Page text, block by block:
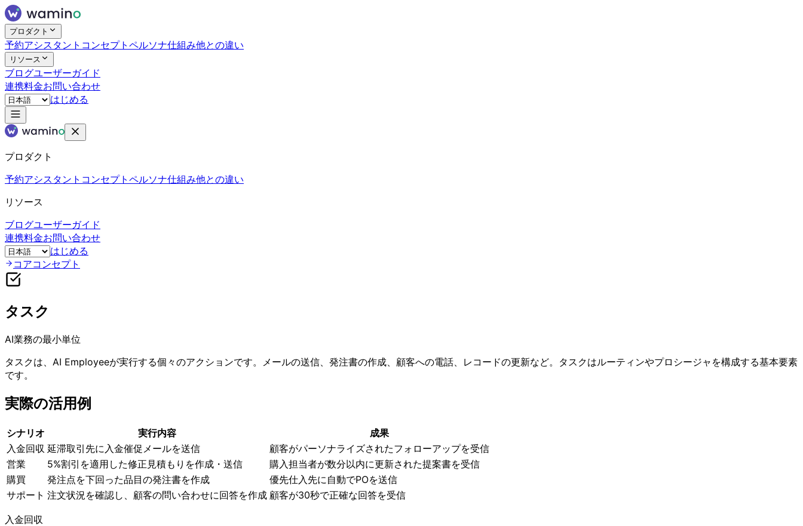
プロダクト
予約アシスタント コンセプト ペルソナ仕組み他との違い
リソース
ブログユーザーガイド
連携料金お問い合わせ
はじめる
プロダクト
予約アシスタント コンセプト ペルソナ仕組み他との違い
リソース
ブログユーザーガイド
連携料金お問い合わせ
はじめる
コアコンセプト
タスク
AI業務の最小単位
タスクは、AI Employeeが実行する個々のアクションです。メールの送信、発注書の作成、顧客への電話、レコードの更新など。タスクはルーティンやプロシージャを構成する基本要素
です。
実際の活用例
シナリオ 実行内容
成果
入金回収 延滞取引先に入金催促メールを送信
顧客がパーソナライズされたフォローアップを受信
営業
5%割引を適用した修正見積もりを作成・送信
購入担当者が数分以内に更新された提案書を受信
購買
発注点を下回った品目の発注書を作成
優先仕入先に自動でPOを送信
サポート 注文状況を確認し、顧客の問い合わせに回答を作成 顧客が30秒で正確な回答を受信
入金回収